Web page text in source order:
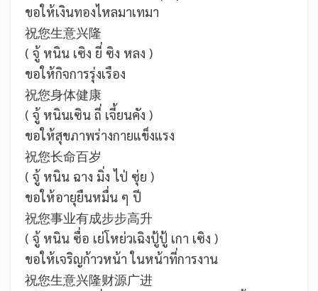
ขอให้เงินทองไหลมาเทมา
祝您生意兴隆
( จู้ หนิน เซิง ยี่ ซิง หลง )
ขอให้กิจการรุ่งเรือง
祝您身体健康
( จู้ หนินเซิน ถี่ เจี้ยนคัง )
ขอให้สุขภาพร่างกายแข็งแรง
祝您长命百岁
( จู้ หนิน ฉาง มิ่ง ไป่ ซุ่ย )
ขอให้อายุยืนหมื่น ๆ ปี
祝您事业有成步步高升
( จู้ หนิน ซื่อ เย่โหย่วเฉิงปู้ปู้ เกา เซิง )
ขอให้เจริญก้าวหน้า ในหน้าที่การงาน
祝您生意兴隆财源广进